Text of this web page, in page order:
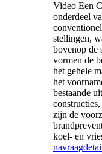
Video Een
onderdeel
stellingen,
bovenop de
vormen de
het gehele
het
bestaande
zijn de
koel- en
navraag